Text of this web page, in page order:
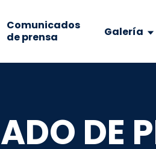
Comunicados
de prensa
Galería
DE